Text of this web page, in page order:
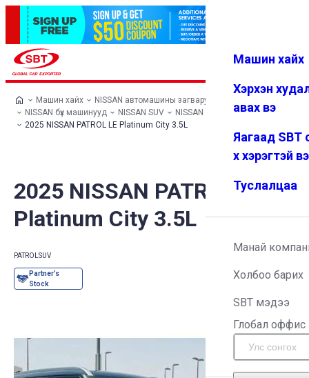
Дуртай Цэс
Машин хайх
Хэрхэн
авах вэ
Яагаад SBT
х хэрэгтэй
Туслалцаа
Манай
Холбоо барих
SBT мэдээ
Глобал оффис
Машин хайх
NISSAN автомашины загварууд
NISSAN бүх машинууд
NISSAN SUV
NISSAN PATROL
2025 NISSAN PATROL LE Platinum City 3.5L
2025 NISSAN PATROL LE
Platinum City 3.5L
PATROL SUV